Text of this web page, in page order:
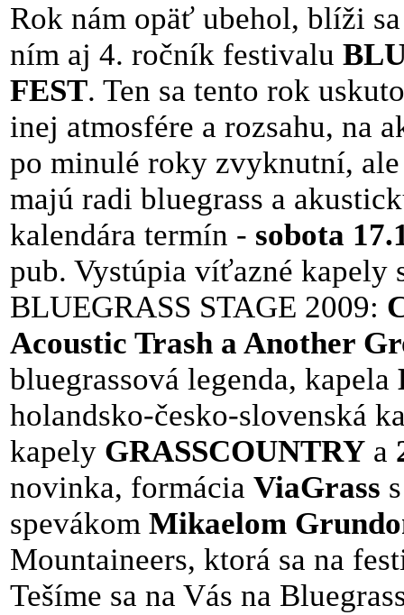
Rok nám opäť ubehol, blíži
ním aj 4. ročník festivalu
FEST. Ten sa tento rok
inej atmosfére a rozsahu, na
po minulé roky zvyknutní,
majú radi bluegrass a
kalendára termín - sobota
pub. Vystúpia víťazné kapely
BLUEGRASS STAGE 2009:
Acoustic Trash a Another
bluegrassová legenda, kapela
holandsko-česko-slovenská
kapely GRASSCOUNTRY a
novinka, formácia ViaGrass
spevákom Mikaelom
Mountaineers, ktorá sa na
Tešíme sa na Vás na